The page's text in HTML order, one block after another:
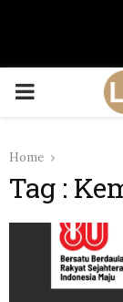
PRIMARY
Home
Tag :